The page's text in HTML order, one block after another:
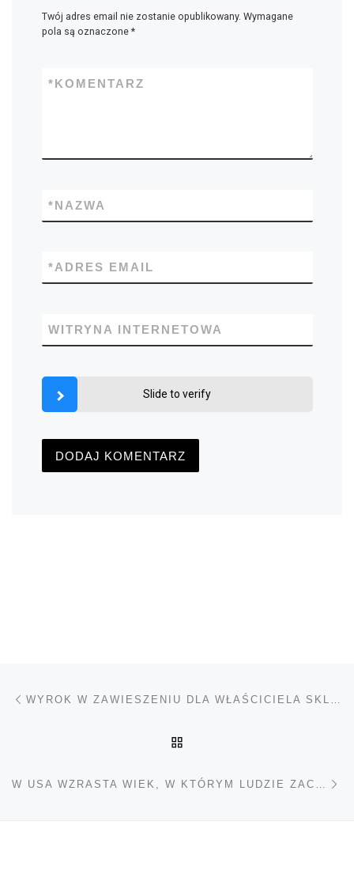
Twój adres email nie zostanie opublikowany. Wymagane
pola są oznaczone *
KOMENTARZ
*
NAZWA
*
ADRES EMAIL
*
WITRYNA INTERNETOWA
Slide to verify
Nawigacja wpisu